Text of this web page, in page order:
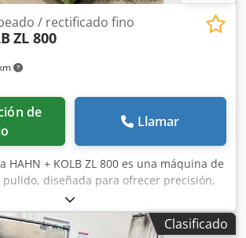
/ rectificado fino
ZL 800
Llamar
HAHN + KOLB ZL 800 es una máquina de
diseñada para ofrecer precisión,
funcionamiento fiable. Características:
del disco 810 mm, longitud máxima de la
mm, diámetro del plato de arrastre
Clasificado